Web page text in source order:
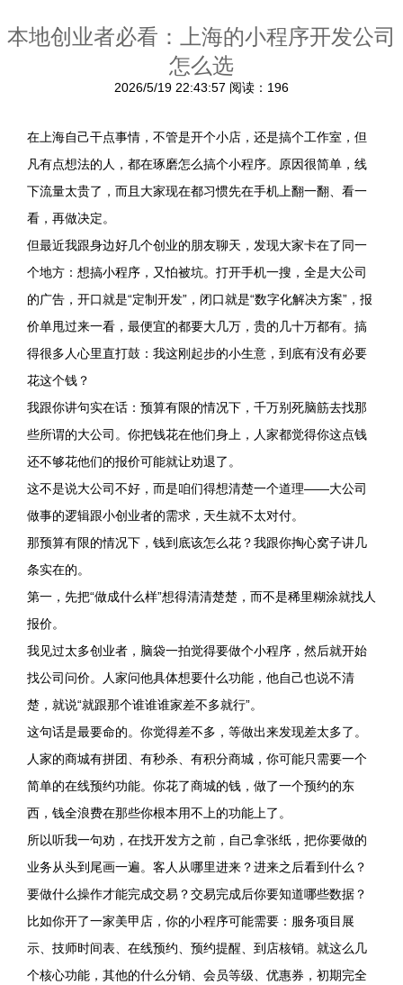
本地创业者必看：上海的小程序开发公司
怎么选
2026/5/19 22:43:57 阅读：196
在上海自己干点事情，不管是开个小店，还是搞个工作室，但
凡有点想法的人，都在琢磨怎么搞个小程序。原因很简单，线
下流量太贵了，而且大家现在都习惯先在手机上翻一翻、看一
看，再做决定。
但最近我跟身边好几个创业的朋友聊天，发现大家卡在了同一
个地方：想搞小程序，又怕被坑。打开手机一搜，全是大公司
的广告，开口就是“定制开发”，闭口就是“数字化解决方案”，报
价单甩过来一看，最便宜的都要大几万，贵的几十万都有。搞
得很多人心里直打鼓：我这刚起步的小生意，到底有没有必要
花这个钱？
我跟你讲句实在话：预算有限的情况下，千万别死脑筋去找那
些所谓的大公司。你把钱花在他们身上，人家都觉得你这点钱
还不够花他们的报价可能就让劝退了。
这不是说大公司不好，而是咱们得想清楚一个道理——大公司
做事的逻辑跟小创业者的需求，天生就不太对付。
那预算有限的情况下，钱到底该怎么花？我跟你掏心窝子讲几
条实在的。
第一，先把“做成什么样”想得清清楚楚，而不是稀里糊涂就找人
报价。
我见过太多创业者，脑袋一拍觉得要做个小程序，然后就开始
找公司问价。人家问他具体想要什么功能，他自己也说不清
楚，就说“就跟那个谁谁谁家差不多就行”。
这句话是最要命的。你觉得差不多，等做出来发现差太多了。
人家的商城有拼团、有秒杀、有积分商城，你可能只需要一个
简单的在线预约功能。你花了商城的钱，做了一个预约的东
西，钱全浪费在那些你根本用不上的功能上了。
所以听我一句劝，在找开发方之前，自己拿张纸，把你要做的
业务从头到尾画一遍。客人从哪里进来？进来之后看到什么？
要做什么操作才能完成交易？交易完成后你要知道哪些数据？
比如你开了一家美甲店，你的小程序可能需要：服务项目展
示、技师时间表、在线预约、预约提醒、到店核销。就这么几
个核心功能，其他的什么分销、会员等级、优惠券，初期完全